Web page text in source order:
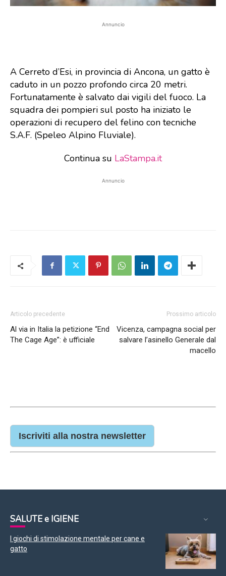
Annuncio
A Cerreto d’Esi, in provincia di Ancona, un gatto è
caduto in un pozzo profondo circa 20 metri.
Fortunatamente è salvato dai vigili del fuoco. La
squadra dei pompieri sul posto ha iniziato le
operazioni di recupero del felino con tecniche
S.A.F. (Speleo Alpino Fluviale).
Continua su LaStampa.it
Annuncio
Articolo precedente
Al via in Italia la petizione “End
The Cage Age”: è ufficiale
Prossimo articolo
Vicenza, campagna social per
salvare l’asinello Generale dal
macello
Iscriviti alla nostra newsletter
SALUTE e IGIENE
I giochi di stimolazione mentale per cane e
gatto